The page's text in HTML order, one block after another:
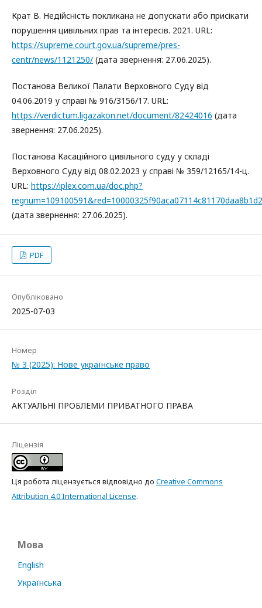
Крат В. Недійсність покликана не допускати або присікати
порушення цивільних прав та інтересів. 2021. URL:
https://supreme.court.gov.ua/supreme/pres-
centr/news/1121250/ (дата звернення: 27.06.2025).
Постанова Великої Палати Верховного Суду від
04.06.2019 у справі № 916/3156/17. URL:
https://verdictum.ligazakon.net/document/82424016 (дата
звернення: 27.06.2025).
Постанова Касаційного цивільного суду у складі
Верховного Суду від 08.02.2023 у справі № 359/12165/14-ц.
URL: https://iplex.com.ua/doc.php?
(дата звернення: 27.06.2025).
PDF
Опубліковано
2025-07-03
Номер
№ 3 (2025): Нове українське право
Розділ
АКТУАЛЬНІ ПРОБЛЕМИ ПРИВАТНОГО ПРАВА
Ліцензія
Ця робота ліцензується відповідно до Creative Commons
Attribution 4.0 International License.
Мова
English
Українська